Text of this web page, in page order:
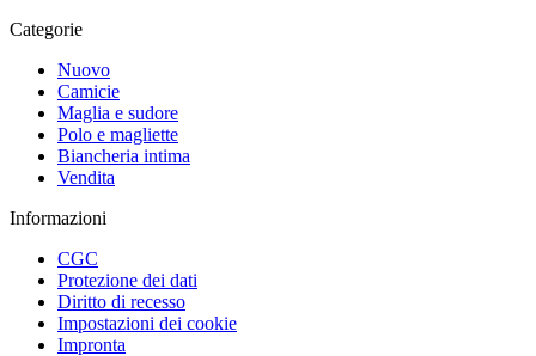
Categorie
Nuovo
Camicie
Maglia e sudore
Polo e magliette
Biancheria intima
Vendita
Informazioni
CGC
Protezione dei dati
Diritto di recesso
Impostazioni dei cookie
Impronta